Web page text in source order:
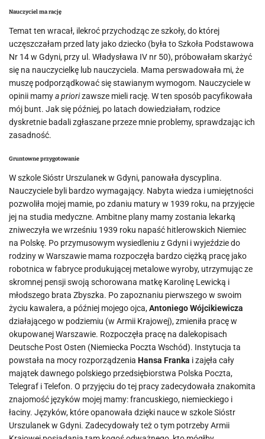
Nauczyciel ma rację
Temat ten wracał, ilekroć przychodząc ze szkoły, do której
uczęszczałam przed laty jako dziecko (była to Szkoła Podstawowa
Nr 14 w Gdyni, przy ul. Władysława IV nr 50), próbowałam skarżyć
się na nauczycielkę lub nauczyciela. Mama perswadowała mi, że
muszę podporządkować się stawianym wymogom. Nauczyciele w
opinii mamya priorizawsze mieli rację. W ten sposób pacyfikowała
mój bunt. Jak się później, po latach dowiedziałam, rodzice
dyskretnie badali zgłaszane przeze mnie problemy, sprawdzając ich
zasadność.
Gruntowne przygotowanie
W szkole Sióstr Urszulanek w Gdyni, panowała dyscyplina.
Nauczyciele byli bardzo wymagający. Nabyta wiedza i umiejętności
pozwoliła mojej mamie, po zdaniu matury w 1939 roku, na przyjęcie
jej na studia medyczne. Ambitne plany mamy zostania lekarką
zniweczyła we wrześniu 1939 roku napaść hitlerowskich Niemiec
na Polskę. Po przymusowym wysiedleniu z Gdyni i wyjeździe do
rodziny w Warszawie mama rozpoczęła bardzo ciężką pracę jako
robotnica w fabryce produkującej metalowe wyroby, utrzymując ze
skromnej pensji swoją schorowana matkę Karolinę Lewicką i
młodszego brata Zbyszka. Po zapoznaniu pierwszego w swoim
życiu kawalera, a później mojego ojca,Antoniego Wójcikiewicza
działającego w podziemiu (w Armii Krajowej), zmieniła pracę w
okupowanej Warszawie. Rozpoczęła pracę na dalekopisach
Deutsche Post Osten (Niemiecka Poczta Wschód). Instytucja ta
powstała na mocy rozporządzenia Hansa Franka i zajęła cały
majątek dawnego polskiego przedsiębiorstwa Polska Poczta,
Telegraf i Telefon. O przyjęciu do tej pracy zadecydowała znakomita
znajomość języków mojej mamy: francuskiego, niemieckiego i
łaciny. Języków, które opanowała dzięki nauce w szkole Sióstr
Urszulanek w Gdyni. Zadecydowały też o tym potrzeby Armii